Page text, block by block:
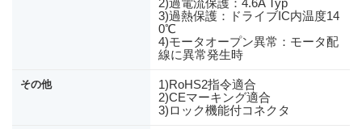
3)過熱保護：ドライブIC内温度14
0℃
4)モータオープン異常：モータ配
線に異常発生時
その他
1)RoHS2指令適合
2)CEマーキング適合
3)ロック機能付コネクタ